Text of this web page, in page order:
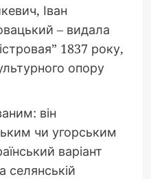
Іван
– видала
1837 року,
опору
він
чи угорським
варіант
селянській